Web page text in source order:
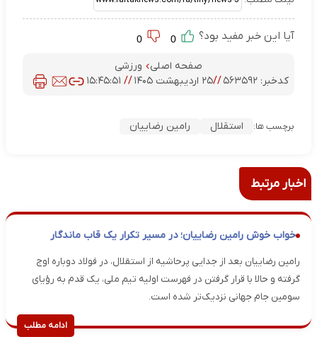
آیا این خبر مفید بود؟
صفحه اصلی
ورزشی
کدخبر:۵۶۳۵۹۲ //۲۵ اردیبهشت ۱۴۰۵ // ۱۵:۴۵:۵۱
برچسب ها: استقلال رامین رضاییان
اخبار مرتبط
خواب خوش رامین رضاییان؛ در مسیر تکرار یک قاب ماندگار
رامین رضاییان بعد از جدایی پرحاشیه از استقلال، در فولاد دوباره اوج
گرفته و حالا با قرار گرفتن در فهرست اولیه تیم ملی، یک قدم به رؤیای
سومین جام جهانی نزدیک‌تر شده است.
ادامه مطلب